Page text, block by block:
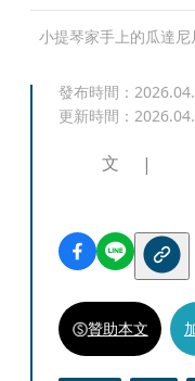
小提琴家手上的瓜達
發布時間：
更新時間：
文
贊助本文